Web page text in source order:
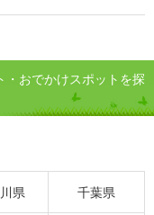
・おでかけスポットを探
県 千葉県